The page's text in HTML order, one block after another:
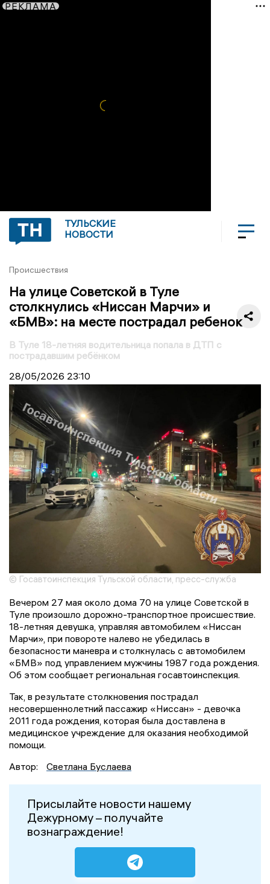
РЕКЛАМА
ТУЛЬСКИЕ
НОВОСТИ
Происшествия
На улице Советской в Туле
столкнулись «Ниссан Марчи» и
«БМВ»: на месте пострадал ребенок
В Туле 18-летняя водительница попала в ДТП с
пострадавшим ребёнком
28/05/2026 23:10
© Госавтоинспекция Тульской области, пресс-служба
Вечером 27 мая около дома 70 на улице Советской в
Туле произошло дорожно-транспортное происшествие.
18-летняя девушка, управляя автомобилем «Ниссан
Марчи», при повороте налево не убедилась в
безопасности маневра и столкнулась с автомобилем
«БМВ» под управлением мужчины 1987 года рождения.
Об этом сообщает региональная госавтоинспекция.
Так, в результате столкновения пострадал
несовершеннолетний пассажир «Ниссан» - девочка
2011 года рождения, которая была доставлена в
медицинское учреждение для оказания необходимой
помощи.
Автор:
Светлана Буслаева
Присылайте новости нашему
Дежурному – получайте
вознаграждение!